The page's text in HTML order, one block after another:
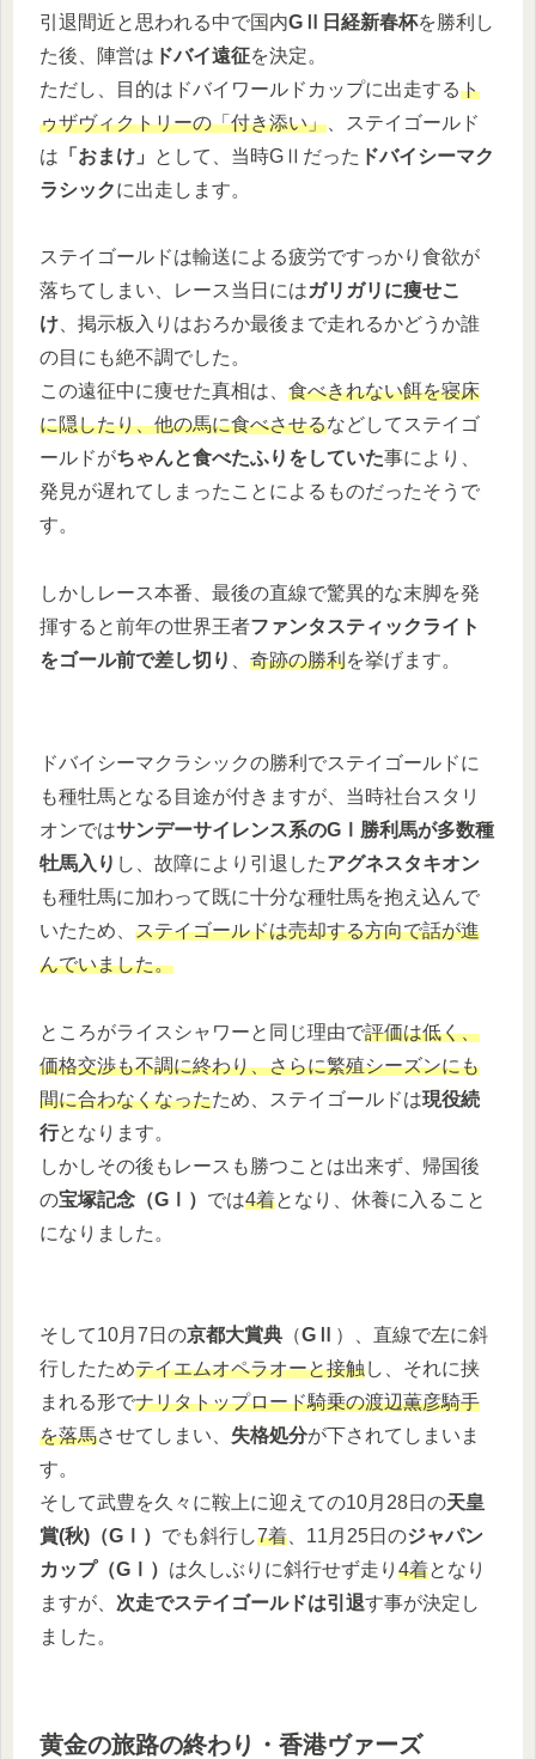
引退間近と思われる中で国内GⅡ日経新春杯を勝利し
た後、陣営は ドバイ遠征を決定。
ただし、目的はドバイワールドカップに出走するト
ゥザヴィクトリーの「付き添い」 、ステイゴールド
は 「おまけ」 として、当時GⅡだった ドバイシーマク
ラシックに出走します。
ステイゴールドは輸送による疲労ですっかり食欲が
落ちてしまい、レース当日にはガリガリに痩せこ
け、掲示板入りはおろか最後まで走れるかどうか誰
の目にも絶不調でした。
この遠征中に痩せた真相は、 食べきれない餌を寝床
に隠したり、他の馬に食べさせるなどしてステイゴ
ールドがちゃんと食べたふりをしていた事により、
発見が遅れてしまったことによるものだったそうで
す。
しかしレース本番、最後の直線で驚異的な末脚を発
揮すると前年の世界王者ファンタスティックライト
をゴール前で差し切り
奇跡の勝利を挙げます。
ドバイシーマクラシックの勝利でステイゴールドに
も種牡馬となる目途が付きますが、当時社台スタリ
オンではサンデーサイレンス系のGⅠ勝利馬が多数種
牡馬入り し、故障により引退したアグネスタキオン
も種牡馬に加わって既に十分な種牡馬を抱え込んで
いたため、 ステイゴールドは売却する方向で話が進
んでいました。
ところがライスシャワーと同じ理由で評価は低く、
価格交渉も不調に終わり、さらに繁殖シーズンにも
間に合わなくなったため、ステイゴールドは現役続
行となります。
しかしその後もレースも勝つことは出来ず、帰国後
の宝塚記念（GⅠ） では4着となり、休養に入ること
になりました。
そして10月7日の京都大賞典 （GⅡ
）、直線で左に斜
行したためテイエムオペラオーと接触し、それに挟
まれる形でナリタトップロード騎乗の渡辺薫彦騎手
を落馬させてしまい、 失格処分が下されてしまいま
す。
そして武豊を久々に鞍上に迎えての10月28日の天皇
賞(秋)（GⅠ） でも斜行し7着 、11月25日のジャパン
カップ（GⅠ） は久しぶりに斜行せず走り 4着となり
ますが、 次走でステイゴールドは引退す事が決定し
ました。
黄金の旅路の終わり・香港ヴァーズ